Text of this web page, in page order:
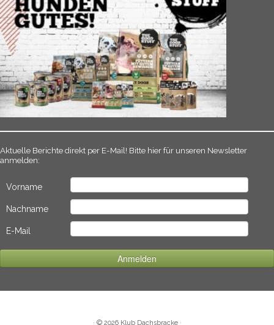
Aktuelle Berichte direkt per E-Mail! Bitte hier für unseren Newsletter
anmelden:
Vorname
Nachname
E-Mail
· © 2026 Klub Dachsbracke·